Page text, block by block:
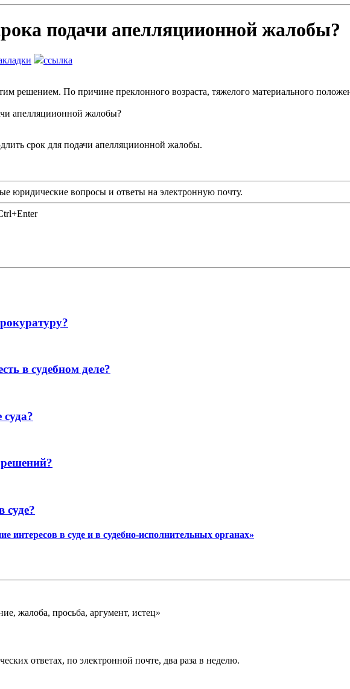
подачи апелляциионной жалобы?
ссылка
решением. По причине преклонного возраста, тяжелого материального
апелляциионной жалобы?
срок для подачи апелляциионной жалобы.
юридические вопросы и ответы на электронную почту.
в судебном деле?
суде?
интересов в суде и в судебно-исполнительных органах»
жалоба, просьба, аргумент, истец»
ответах, по электронной почте, два раза в неделю.